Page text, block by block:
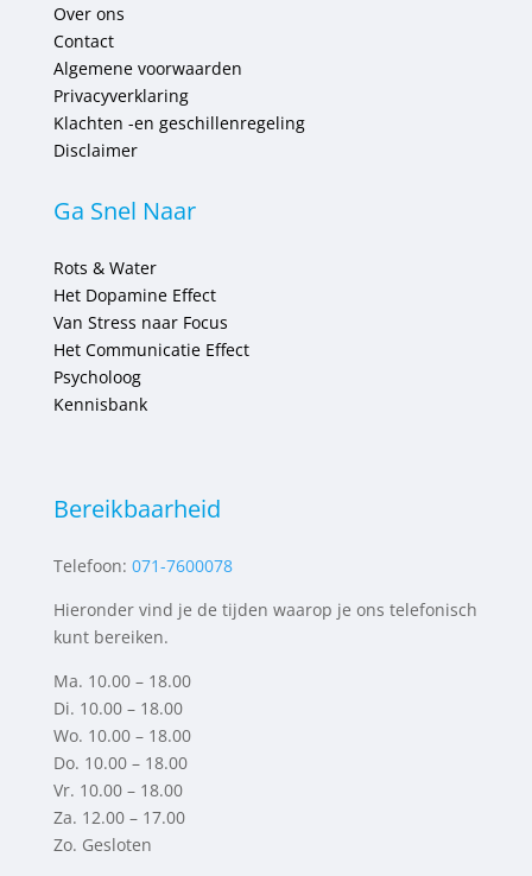
Over ons
Contact
Algemene voorwaarden
Privacyverklaring
Klachten -en geschillenregeling
Disclaimer
Ga Snel Naar
Rots & Water
Het Dopamine Effect
Van Stress naar Focus
Het Communicatie Effect
Psycholoog
Kennisbank
Bereikbaarheid
Telefoon: 071-7600078
Hieronder vind je de tijden waarop je ons telefonisch
kunt bereiken.
Ma. 10.00 – 18.00
Di. 10.00 – 18.00
Wo. 10.00 – 18.00
Do. 10.00 – 18.00
Vr. 10.00 – 18.00
Za. 12.00 – 17.00
Zo. Gesloten